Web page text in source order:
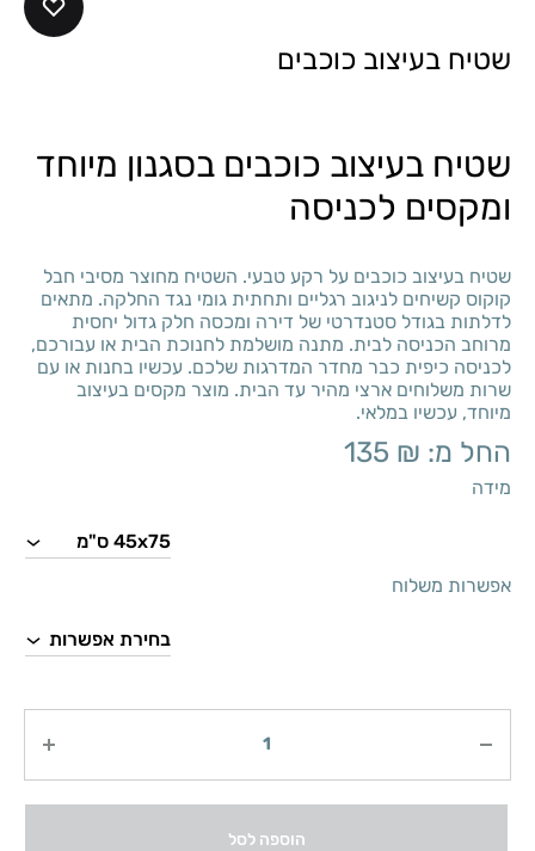
שטיח בעיצוב כוכבים
שטיח בעיצוב כוכבים בסגנון מיוחד
ומקסים לכניסה
שטיח בעיצוב כוכבים על רקע טבעי. השטיח מחוצר מסיבי חבל
קוקוס קשיחים לניגוב רגליים ותחתית גומי נגד החלקה. מתאים
לדלתות בגודל סטנדרטי של דירה ומכסה חלק גדול יחסית
מרוחב הכניסה לבית. מתנה מושלמת לחנוכת הבית או עבורכם,
לכניסה כיפית כבר מחדר המדרגות שלכם. עכשיו בחנות או עם
שרות משלוחים ארצי מהיר עד הבית. מוצר מקסים בעיצוב
מיוחד, עכשיו במלאי.
החל מ: 135 ₪
מידה
אפשרות משלוח
הוספה לסל